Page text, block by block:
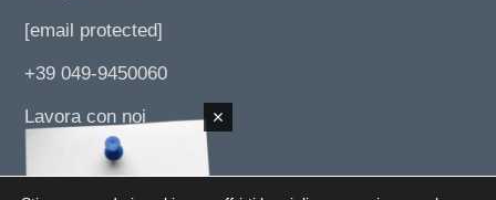
[email protected]
+39 049-9450060
Lavora con noi